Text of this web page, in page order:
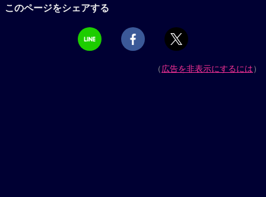
このページをシェアする
（広告を非表示にするには）